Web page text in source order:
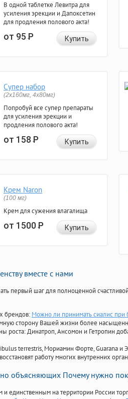
В одной таблетке Левитра для
усиления эрекции и Дапоксетин
для продления полового акта!
от 95Р Купить
Супер набор
(2х160мг, 4х80мг)
Попробуй все супер препараты
для усиления эрекции и
продления полового акта!
от 158Р Купить
Крем Naron
(100 мг)
Крем для сужения влагалища
от 1500Р Купить
вместе с нами
первый шаг для полноценной
брендов: Можно ли принимать сиалис при
сторону Вашей жизни более
роста: Динатроп, Ансомон и Гетропин
terrestris, Мориамин Форте, Guarana и
работу многих внутренних
объясняющих Почему нужно
единственным на территории России